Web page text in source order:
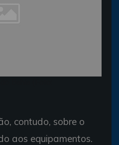
contudo, sobre o
aos equipamentos.